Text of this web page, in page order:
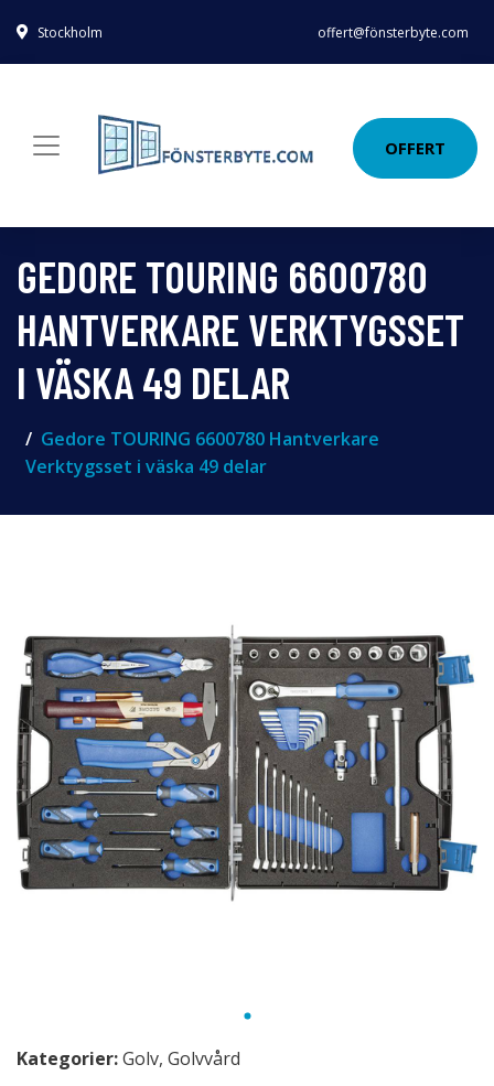
Stockholm offert@fönsterbyte.com
OFFERT
GEDORE TOURING 6600780
HANTVERKARE VERKTYGSSET
I VÄSKA 49 DELAR
Gedore TOURING 6600780 Hantverkare
Verktygsset i väska 49 delar
Kategorier:Golv, Golvvård